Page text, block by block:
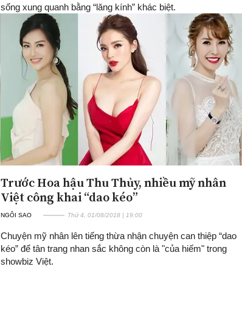
sống xung quanh bằng “lăng kính” khác biệt.
Trước Hoa hậu Thu Thủy, nhiều mỹ nhân
Việt công khai “dao kéo”
NGÔI SAO Thứ 4, 01/08/2018 | 19:00
Chuyện mỹ nhân lên tiếng thừa nhận chuyện can thiệp “dao
kéo” để tân trang nhan sắc không còn là "của hiếm" trong
showbiz Việt.